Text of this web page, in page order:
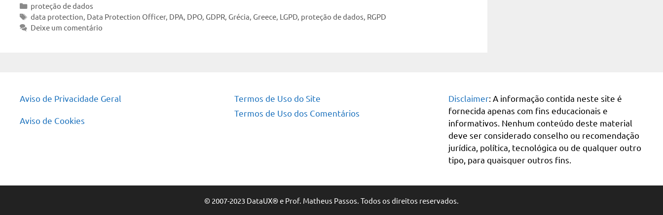
Categorias
proteção de dados
Tags
data protection, Data Protection Officer, DPA, DPO, GDPR, Grécia, Greece, LGPD, proteção de dados, RGPD
Deixe um comentário
Aviso de Privacidade Geral
Aviso de Cookies
Termos de Uso do Site
Termos de Uso dos Comentários
Disclaimer: A informação contida neste site é
fornecida apenas com fins educacionais e
informativos. Nenhum conteúdo deste material
deve ser considerado conselho ou recomendação
jurídica, política, tecnológica ou de qualquer outro
tipo, para quaisquer outros fins.
© 2007-2023 DataUX® e Prof. Matheus Passos. Todos os direitos reservados.